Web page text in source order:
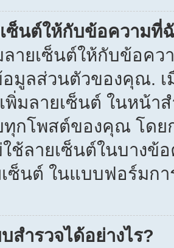
ซ็นต์ให้กับข้อความที่
ายเซ็นต์ให้กับข้อค
มูลส่วนตัวของคุณ.
พิ่มลายเซ็นต์ ในหน้า
ทุกโพสต์ของคุณ โด
ช้ลายเซ็นต์ในบางข้
เซ็นต์ ในแบบฟอร์มก
สำรวจได้อย่างไร?